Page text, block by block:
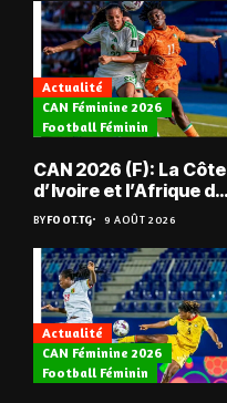
Actualité
CAN Féminine 2026
Football Féminin
CAN 2026 (F): La Côte
d’Ivoire et l’Afrique du
Sud tombent
BYFOOT.TG 9 AOÛT 2026
Actualité
CAN Féminine 2026
Football Féminin